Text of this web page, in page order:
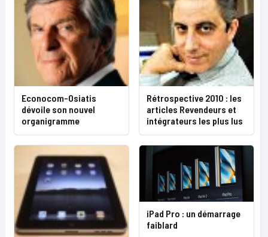
Econocom-Osiatis
dévoile son nouvel
organigramme
Rétrospective 2010 : les
articles Revendeurs et
intégrateurs les plus lus
iPad Pro : un démarrage
faiblard